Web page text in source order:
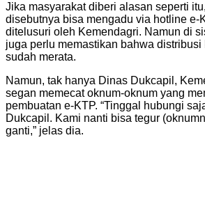
Jika masyarakat diberi alasan seperti
disebutnya bisa mengadu via hotline e-
ditelusuri oleh Kemendagri. Namun di
juga perlu memastikan bahwa distribusi
sudah merata.
Namun, tak hanya Dinas Dukcapil,
segan memecat oknum-oknum yang
pembuatan e-KTP. “Tinggal hubungi
Dukcapil. Kami nanti bisa tegur
ganti,” jelas dia.